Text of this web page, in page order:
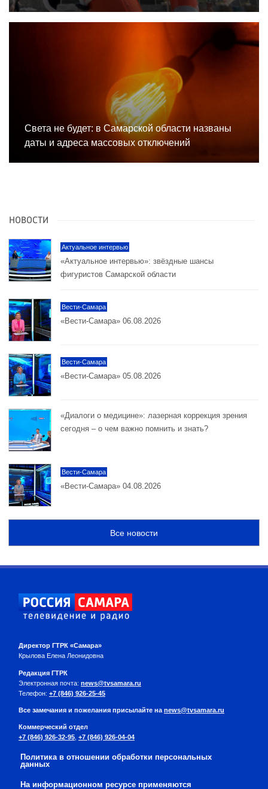
Света не будет: в Самарской области названы
даты и адреса массовых отключений
НОВОСТИ
Актуальное интервью
«Актуальное интервью»: звёздные шансы
фигуристов Самарской области
Вести-Самара
«Вести-Самара» 06.08.2026
Вести-Самара
«Вести-Самара» 05.08.2026
«Диалоги о медицине»: лазерная коррекция зрения
сегодня – о чем важно помнить и знать?
Вести-Самара
«Вести-Самара» 04.08.2026
Все новости
Директор ГТРК «Самара»
Крылова Елена Леонидовна
Редакция ГТРК
Электронная почта: news@tvsamara.ru
Телефон: +7 (846) 926-25-45
Все замечания и пожелания присылайте на news@tvsamara.ru
Коммерческий отдел
+7 (846) 926-32-95 +7 (846) 926-04-04
Политика в отношении обработки персональных
данных
На информационном ресурсе применяются